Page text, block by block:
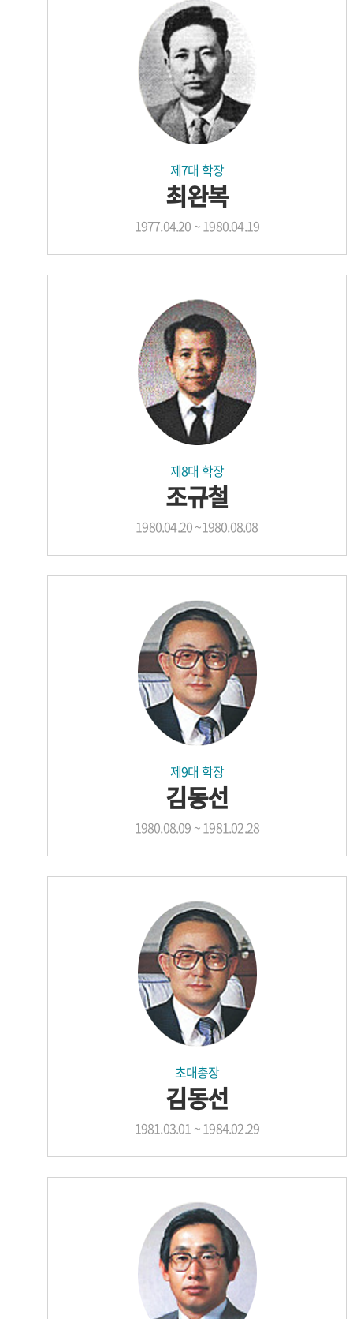
제7대 학장
최완복
1977.04.20 ~ 1980.04.19
제8대 학장
조규철
1980.04.20 ~1980.08.08
제9대 학장
김동선
1980.08.09 ~ 1981.02.28
초대총장
김동선
1981.03.01 ~ 1984.02.29